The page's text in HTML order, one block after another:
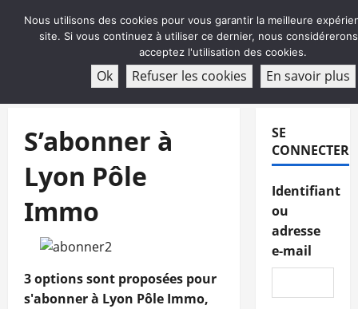
ABONNEMENT
S’abonner à
Lyon Pôle
Immo
3 options sont proposées pour
s'abonner à Lyon Pôle Immo,
SE
CONNECTER
Identifiant
ou
adresse
e-mail
Nous utilisons des cookies pour vous garantir la meilleure
site. Si vous continuez à utiliser ce dernier, nous
acceptez l'utilisation des cookies.
Ok Refuser les cookies En savoir plus